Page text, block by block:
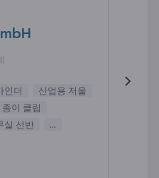
인더
산업용 저울
종이 클립
실 선반 ...